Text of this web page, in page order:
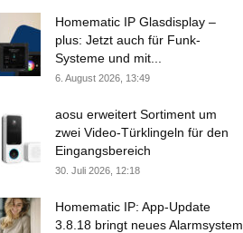
Homematic IP Glasdisplay –
plus: Jetzt auch für Funk-
Systeme und mit...
6. August 2026, 13:49
aosu erweitert Sortiment um
zwei Video-Türklingeln für den
Eingangsbereich
30. Juli 2026, 12:18
Homematic IP: App-Update
3.8.18 bringt neues Alarmsystem